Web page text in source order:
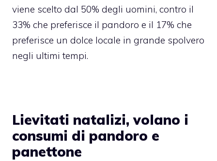
viene scelto dal 50% degli uomini, contro il
33% che preferisce il pandoro e il 17% che
preferisce un dolce locale in grande spolvero
negli ultimi tempi.
Lievitati natalizi, volano i
consumi di pandoro e
panettone